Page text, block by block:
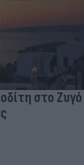
στο Ζυγό